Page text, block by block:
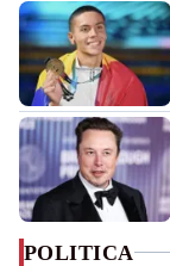
POLITICA